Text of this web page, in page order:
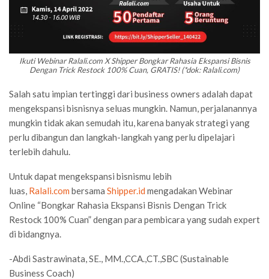
Ikuti Webinar Ralali.com X Shipper Bongkar Rahasia Ekspansi Bisnis
Dengan Trick Restock 100% Cuan, GRATIS! (*dok: Ralali.com)
Salah satu impian tertinggi dari business owners adalah dapat
mengekspansi bisnisnya seluas mungkin. Namun, perjalanannya
mungkin tidak akan semudah itu, karena banyak strategi yang
perlu dibangun dan langkah-langkah yang perlu dipelajari
terlebih dahulu.
Untuk dapat mengekspansi bisnismu lebih
luas, Ralali.com bersama Shipper.id mengadakan Webinar
Online “Bongkar Rahasia Ekspansi Bisnis Dengan Trick
Restock 100% Cuan” dengan para pembicara yang sudah expert
di bidangnya.
-Abdi Sastrawinata, SE., MM.,CCA.,CT.,SBC (Sustainable
Business Coach)